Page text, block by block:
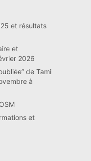
et résultats
et
2026
de Tami
à
et